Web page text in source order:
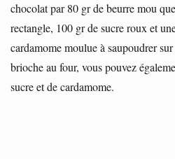
chocolat par 80 gr de beurre mou
rectangle, 100 gr de sucre roux et
cardamome moulue à saupoudrer
brioche au four, vous pouvez
sucre et de cardamome.